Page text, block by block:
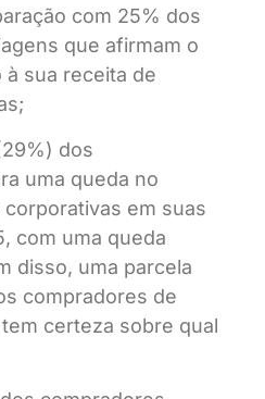
com 25% dos
que afirmam o
à sua receita de
dos
uma queda no
em suas
com uma queda
disso, uma parcela
compradores de
certeza sobre qual